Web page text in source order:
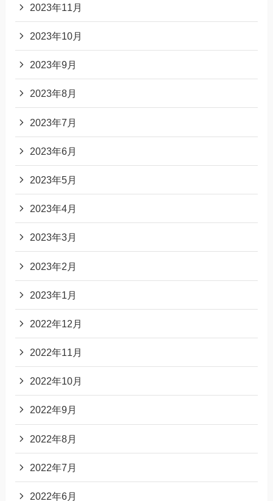
2023年11月
2023年10月
2023年9月
2023年8月
2023年7月
2023年6月
2023年5月
2023年4月
2023年3月
2023年2月
2023年1月
2022年12月
2022年11月
2022年10月
2022年9月
2022年8月
2022年7月
2022年6月